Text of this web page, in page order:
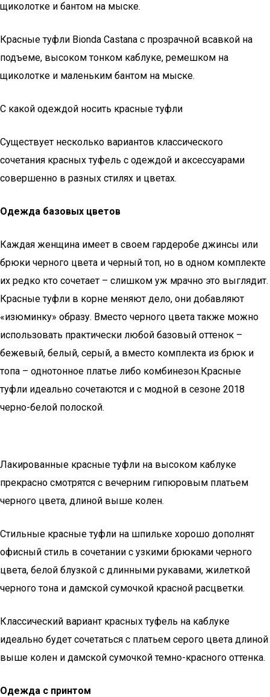
щиколотке и бантом на мыске.
Красные туфли Bionda Castana с прозрачной всавкой на
подъеме, высоком тонком каблуке, ремешком на
щиколотке и маленьким бантом на мыске.
С какой одеждой носить красные туфли
Существует несколько вариантов классического
сочетания красных туфель с одеждой и аксессуарами
совершенно в разных стилях и цветах.
Одежда базовых цветов
Каждая женщина имеет в своем гардеробе джинсы или
брюки черного цвета и черный топ, но в одном комплекте
их редко кто сочетает – слишком уж мрачно это выглядит.
Красные туфли в корне меняют дело, они добавляют
«изюминку» образу. Вместо черного цвета также можно
использовать практически любой базовый оттенок –
бежевый, белый, серый, а вместо комплекта из брюк и
топа – однотонное платье либо комбинезон.Красные
туфли идеально сочетаются и с модной в сезоне 2018
черно-белой полоской.
Лакированные красные туфли на высоком каблуке
прекрасно смотрятся с вечерним гипюровым платьем
черного цвета, длиной выше колен.
Стильные красные туфли на шпильке хорошо дополнят
офисный стиль в сочетании с узкими брюками черного
цвета, белой блузкой с длинными рукавами, жилеткой
черного тона и дамской сумочкой красной расцветки.
Классический вариант красных туфель на каблуке
идеально будет сочетаться с платьем серого цвета длиной
выше колен и дамской сумочкой темно-красного оттенка.
Одежда с принтом